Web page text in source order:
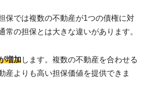
保では複数の不動産が1つの債権に対
常の担保とは大きな違いがあります。
増加します。複数の不動産を合わせる
産よりも高い担保価値を提供できま